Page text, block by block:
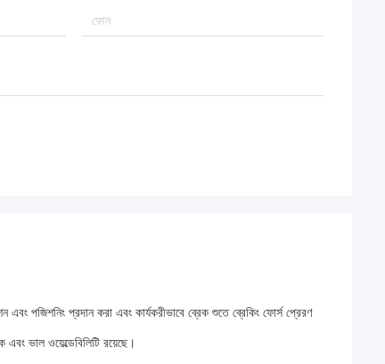
পজিশনিং প্রদান করা এবং কার্যকরীভাবে ব্রেক শুতে ব্রেকিং ফোর্স প্রেরণ
ভাল ওয়েল্ডেবিলিটি রয়েছে।